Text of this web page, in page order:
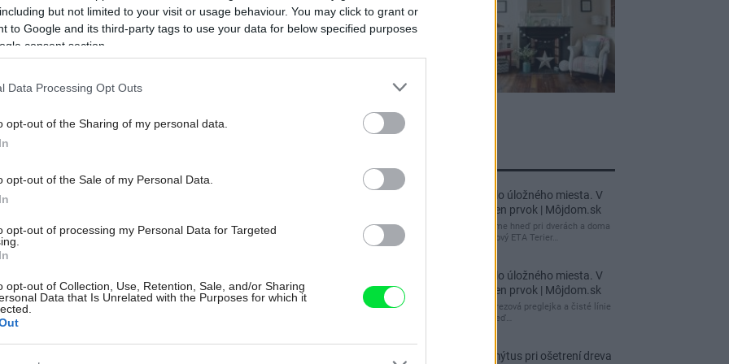
but not limited to your visit or usage behaviour. You may click to grant or
to Google and its third-party tags to use your data for below specified purposes
consent section.
Data Processing Opt Outs
opt-out of the Sharing of my personal data.
opt-out of the Sale of my Personal Data.
opt-out of processing my Personal Data for Targeted
opt-out of Collection, Use, Retention, Sale, and/or Sharing
Data that Is Unrelated with the Purposes for which it
Ako si etno nábytkom
okoreniť bývanie
však pozor na svoje pirátske úmysly.
04. 06. 2012
Re: Takto sa rieši málo úložného miesta. V
tomto byte stačil jeden prvok | Môjdom.sk
My napríklad labky utierame hneď pri dverách a doma
pred dvere používame tyčový ETA Terier…
Re: Takto sa rieši málo úložného miesta. V
tomto byte stačil jeden prvok | Môjdom.sk
Dizajn je to nádherný, tá brezová preglejka a čisté línie
vyzerajú super. Ale vždy, keď…
Re: Toto je najväčší mýtus pri ošetrení dreva